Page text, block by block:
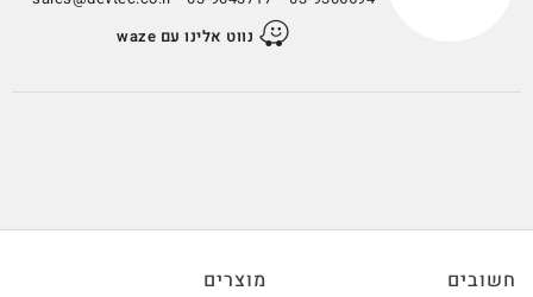
נווט אלינו עם waze
חשובים מוצרים